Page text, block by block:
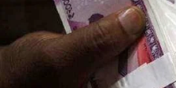
h
o
r